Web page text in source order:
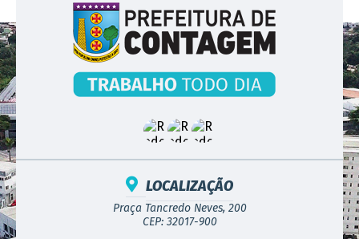
LOCALIZAÇÃO
Praça Tancredo Neves, 200
CEP: 32017-900